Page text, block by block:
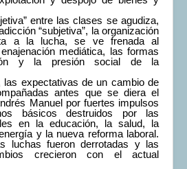
entre las clases se agudiza,
“subjetiva”, la organización
a la lucha, se ve frenada al
mediática, las formas
y la presión social de la
las expectativas de un cambio de
antes que se diera el
Manuel por fuertes impulsos
básicos destruidos por las
en la educación, la salud, la
y la nueva reforma laboral.
luchas fueron derrotadas y las
crecieron con el actual